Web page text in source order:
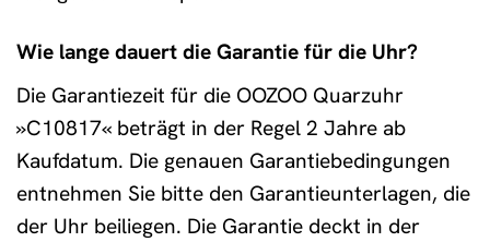
Wie lange dauert die Garantie für die Uhr?
Die Garantiezeit für die OOZOO Quarzuhr
»C10817« beträgt in der Regel 2 Jahre ab
Kaufdatum. Die genauen Garantiebedingungen
entnehmen Sie bitte den Garantieunterlagen, die
der Uhr beiliegen. Die Garantie deckt in der